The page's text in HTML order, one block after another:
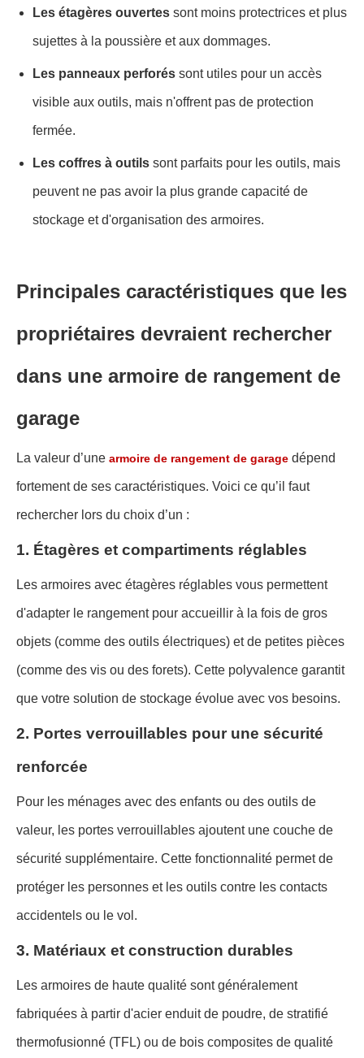
Les étagères ouvertes sont moins protectrices et plus
sujettes à la poussière et aux dommages.
Les panneaux perforés sont utiles pour un accès
visible aux outils, mais n'offrent pas de protection
fermée.
Les coffres à outils sont parfaits pour les outils, mais
peuvent ne pas avoir la plus grande capacité de
stockage et d'organisation des armoires.
Principales caractéristiques que les
propriétaires devraient rechercher
dans une armoire de rangement de
garage
La valeur d’une armoire de rangement de garage dépend
fortement de ses caractéristiques. Voici ce qu’il faut
rechercher lors du choix d’un :
1. Étagères et compartiments réglables
Les armoires avec étagères réglables vous permettent
d'adapter le rangement pour accueillir à la fois de gros
objets (comme des outils électriques) et de petites pièces
(comme des vis ou des forets). Cette polyvalence garantit
que votre solution de stockage évolue avec vos besoins.
2. Portes verrouillables pour une sécurité
renforcée
Pour les ménages avec des enfants ou des outils de
valeur, les portes verrouillables ajoutent une couche de
sécurité supplémentaire. Cette fonctionnalité permet de
protéger les personnes et les outils contre les contacts
accidentels ou le vol.
3. Matériaux et construction durables
Les armoires de haute qualité sont généralement
fabriquées à partir d'acier enduit de poudre, de stratifié
thermofusionné (TFL) ou de bois composites de qualité